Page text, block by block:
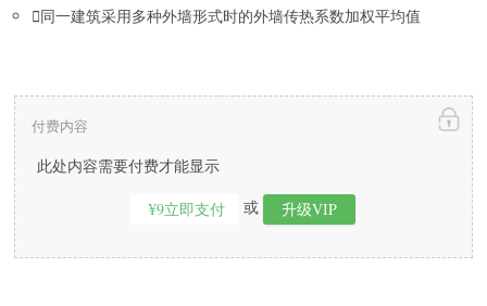
同一建筑采用多种外墙形式时的外墙传热系数加权平均值
此处内容需要付费才能显示
¥9立即支付 或 升级VIP
付费内容